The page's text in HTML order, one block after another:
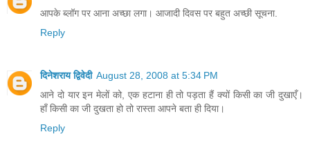
आपके ब्लॉग पर आना अच्छा लगा। आजादी दिवस पर बहुत अच्छी सूचना.
Reply
दिनेशराय द्विवेदी August 28, 2008 at 5:34 PM
आने दो यार इन मेलों को, एक हटाना ही तो पड़ता हैं क्यों किसी का जी दुखाएँ।
हाँ किसी का जी दुखता हो तो रास्ता आपने बता ही दिया।
Reply